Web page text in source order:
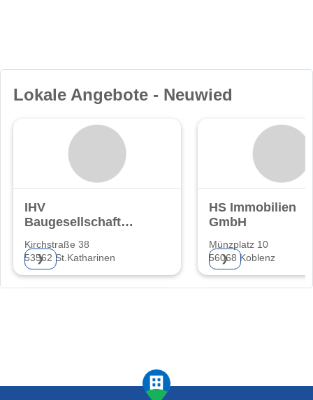
Lokale Angebote - Neuwied
IHV
Baugesellschaft
(haftungsbeschränkt)
Kirchstraße 38
53562 St.Katharinen
❯
HS Immobilien
GmbH
Münzplatz 10
56068 Koblenz
❯